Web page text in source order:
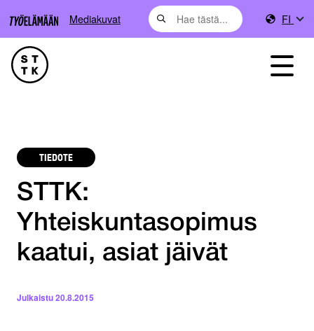
Mediakuvat FI
TIEDOTE
STTK:
Yhteiskuntasopimus
kaatui, asiat jäivät
Julkaistu20.8.2015